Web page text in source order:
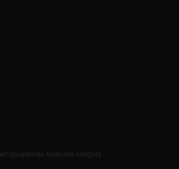
opvallende bedrukte slingers